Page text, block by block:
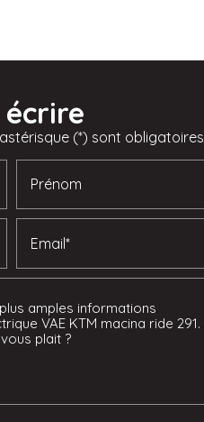
écrire
(*) sont obligatoires
Prénom
Email*